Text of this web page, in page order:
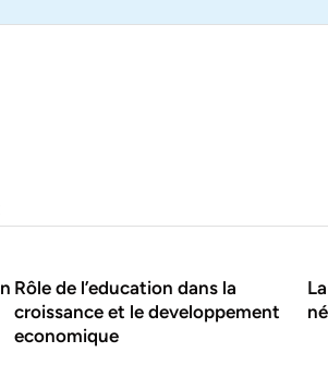
Rôle de l’education dans la
croissance et le developpement
economique